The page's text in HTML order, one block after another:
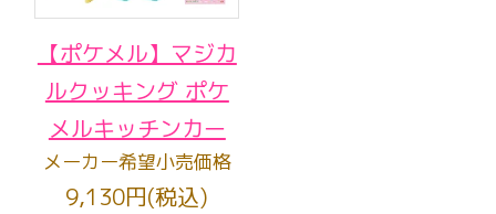
【ポケメル】マジカ
ルクッキング ポケ
メルキッチンカー
メーカー希望小売価格
9,130円(税込)